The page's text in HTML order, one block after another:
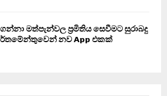
මත්පැන්වල ප්‍රමිතිය සෙවීමට සුරාබදු
නව App එකක්